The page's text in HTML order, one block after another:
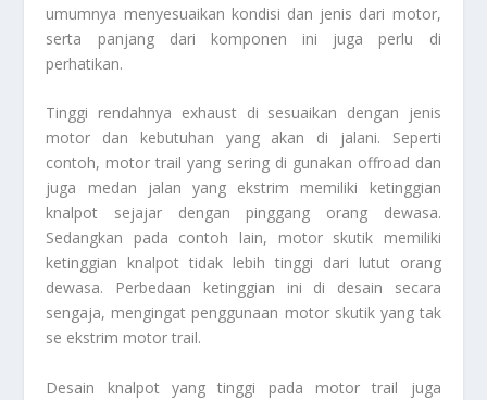
umumnya menyesuaikan kondisi dan jenis dari motor,
serta panjang dari komponen ini juga perlu di
perhatikan.
Tinggi rendahnya exhaust di sesuaikan dengan jenis
motor dan kebutuhan yang akan di jalani. Seperti
contoh, motor trail yang sering di gunakan offroad dan
juga medan jalan yang ekstrim memiliki ketinggian
knalpot sejajar dengan pinggang orang dewasa.
Sedangkan pada contoh lain, motor skutik memiliki
ketinggian knalpot tidak lebih tinggi dari lutut orang
dewasa. Perbedaan ketinggian ini di desain secara
sengaja, mengingat penggunaan motor skutik yang tak
se ekstrim motor trail.
Desain knalpot yang tinggi pada motor trail juga